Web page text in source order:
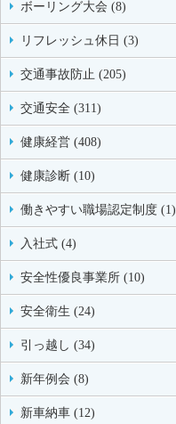
ボーリング大会 (8)
リフレッシュ休日 (3)
交通事故防止 (205)
交通安全 (311)
健康経営 (408)
健康診断 (10)
働きやすい職場認定制度 (1)
入社式 (4)
安全性優良事業所 (10)
安全衛生 (24)
引っ越し (34)
新年例会 (8)
新車納車 (12)